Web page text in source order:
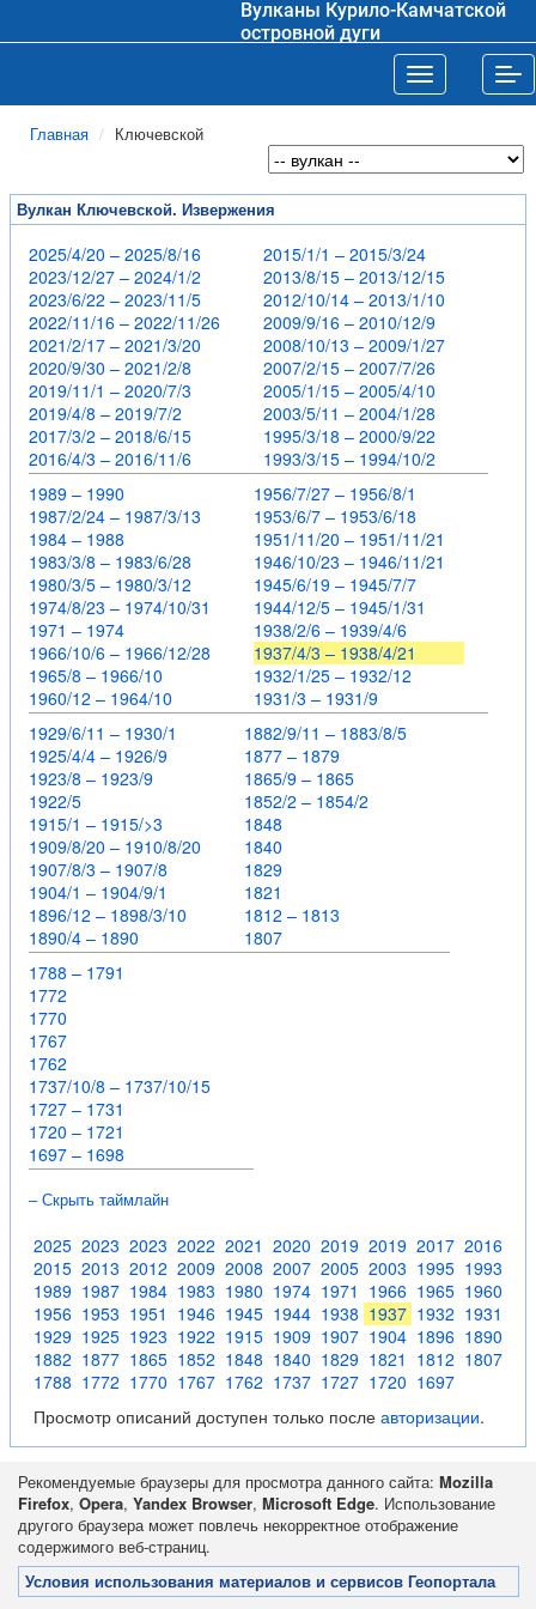
Вулканы Курило-Камчатской
островной дуги
Toggle
Главная Ключевской
Вулкан Ключевской. Извержения
2025/4/20 – 2025/8/16
2023/12/27 – 2024/1/2
2023/6/22 – 2023/11/5
2022/11/16 – 2022/11/26
2021/2/17 – 2021/3/20
2020/9/30 – 2021/2/8
2019/11/1 – 2020/7/3
2019/4/8 – 2019/7/2
2017/3/2 – 2018/6/15
2016/4/3 – 2016/11/6
2015/1/1 – 2015/3/24
2013/8/15 – 2013/12/15
2012/10/14 – 2013/1/10
2009/9/16 – 2010/12/9
2008/10/13 – 2009/1/27
2007/2/15 – 2007/7/26
2005/1/15 – 2005/4/10
2003/5/11 – 2004/1/28
1995/3/18 – 2000/9/22
1993/3/15 – 1994/10/2
1989 – 1990
1987/2/24 – 1987/3/13
1984 – 1988
1983/3/8 – 1983/6/28
1980/3/5 – 1980/3/12
1974/8/23 – 1974/10/31
1971 – 1974
1966/10/6 – 1966/12/28
1965/8 – 1966/10
1960/12 – 1964/10
1956/7/27 – 1956/8/1
1953/6/7 – 1953/6/18
1951/11/20 – 1951/11/21
1946/10/23 – 1946/11/21
1945/6/19 – 1945/7/7
1944/12/5 – 1945/1/31
1938/2/6 – 1939/4/6
1937/4/3 – 1938/4/21
1932/1/25 – 1932/12
1931/3 – 1931/9
1929/6/11 – 1930/1
1925/4/4 – 1926/9
1923/8 – 1923/9
1922/5
1915/1 – 1915/>3
1909/8/20 – 1910/8/20
1907/8/3 – 1907/8
1904/1 – 1904/9/1
1896/12 – 1898/3/10
1890/4 – 1890
1882/9/11 – 1883/8/5
1877 – 1879
1865/9 – 1865
1852/2 – 1854/2
1848
1840
1829
1821
1812 – 1813
1807
1788 – 1791
1772
1770
1767
1762
1737/10/8 – 1737/10/15
1727 – 1731
1720 – 1721
1697 – 1698
– Скрыть таймлайн
2025 2023 2023 2022 2021 2020 2019 2019 2017 2016
2015 2013 2012 2009 2008 2007 2005 2003 1995 1993
1989 1987 1984 1983 1980 1974 1971 1966 1965 1960
1956 1953 1951 1946 1945 1944 1938 1937 1932 1931
1929 1925 1923 1922 1915 1909 1907 1904 1896 1890
1882 1877 1865 1852 1848 1840 1829 1821 1812 1807
1788 1772 1770 1767 1762 1737 1727 1720 1697
Просмотр описаний доступен только после авторизации.
Рекомендуемые браузеры для просмотра данного сайта: Mozilla
Firefox, Opera, Yandex Browser, Microsoft Edge. Использование
другого браузера может повлечь некорректное отображение
содержимого веб-страниц.
Условия использования материалов и сервисов Геопортала